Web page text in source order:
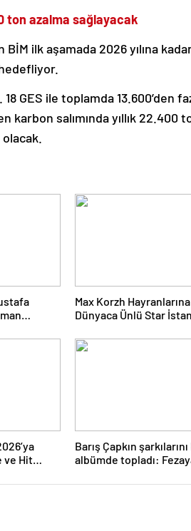
ton azalma sağlayacak
BİM ilk aşamada 2026 yılına
GES ile toplamda 13.600’den
karbon salımında yıllık 22.400
olacak.
Max Korzh
Dünyaca Ünlü Star
Buluşuyor
ve Hit
Barış Çapkın
albümde topladı: